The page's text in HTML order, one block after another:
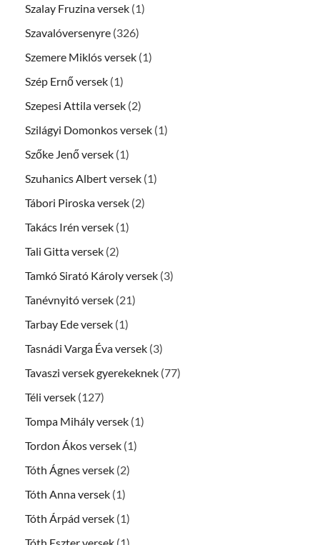
Szalay Fruzina versek (1)
Szavalóversenyre (326)
Szemere Miklós versek (1)
Szép Ernő versek (1)
Szepesi Attila versek (2)
Szilágyi Domonkos versek (1)
Szőke Jenő versek (1)
Szuhanics Albert versek (1)
Tábori Piroska versek (2)
Takács Irén versek (1)
Tali Gitta versek (2)
Tamkó Sirató Károly versek (3)
Tanévnyitó versek (21)
Tarbay Ede versek (1)
Tasnádi Varga Éva versek (3)
Tavaszi versek gyerekeknek (77)
Téli versek (127)
Tompa Mihály versek (1)
Tordon Ákos versek (1)
Tóth Ágnes versek (2)
Tóth Anna versek (1)
Tóth Árpád versek (1)